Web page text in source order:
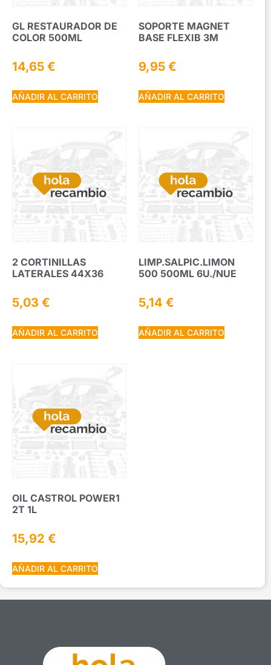
GL RESTAURADOR DE
COLOR 500ML
14,65 €
AÑADIR AL CARRITO
SOPORTE MAGNET
BASE FLEXIB 3M
9,95 €
AÑADIR AL CARRITO
2 CORTINILLAS
LATERALES 44X36
5,03 €
AÑADIR AL CARRITO
LIMP.SALPIC.LIMON
500 500ML 6U./NUE
5,14 €
AÑADIR AL CARRITO
OIL CASTROL POWER1
2T 1L
15,92 €
AÑADIR AL CARRITO